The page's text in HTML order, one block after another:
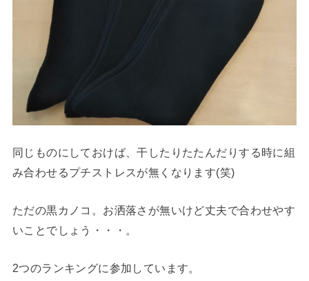
同じものにしておけば、干したりたたんだりする時に組
み合わせるプチストレスが無くなります(笑)
ただの黒カノコ。お洒落さが無いけど丈夫で合わせやす
いことでしょう・・・。
2つのランキングに参加しています。